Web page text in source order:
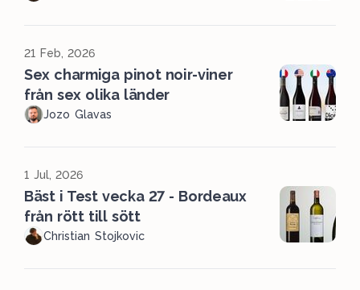
21 Feb, 2026
Sex charmiga pinot noir-viner
från sex olika länder
Jozo Glavas
1 Jul, 2026
Bäst i Test vecka 27 - Bordeaux
från rött till sött
Christian Stojkovic